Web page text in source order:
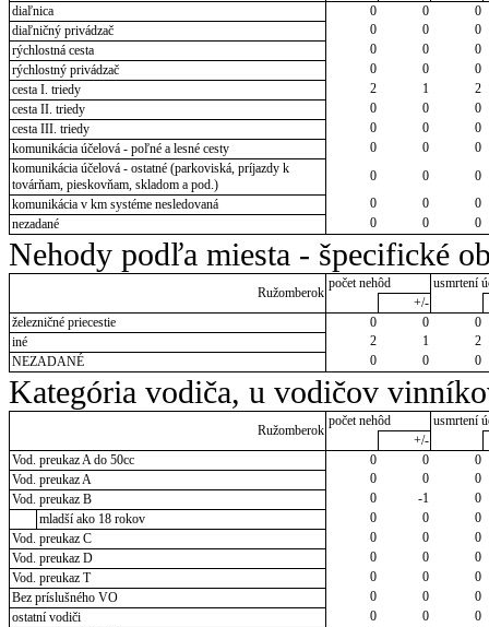
diaľnica
0 0
0
diaľničný privádzač
0 0
0
rýchlostná cesta
0 0
0
rýchlostný privádzač
0 0
0
cesta I. triedy
2 1
2
cesta II. triedy
0 0
0
cesta III. triedy
0 0
0
komunikácia účelová - poľné a lesné cesty
0 0
0
komunikácia účelová - ostatné (parkoviská, príjazdy k
továrňam, pieskovňam, skladom a pod.)
0 0
0
komunikácia v km systéme nesledovaná
0 0
0
nezadané
0 0 0
Nehody podľa miesta - špecifické
Ružomberok
počet nehôd
usmrtení
+/-
železničné priecestie
0 0
0
iné
2 1
2
NEZADANÉ
0 0 0
Kategória vodiča, u vodičov
Ružomberok
počet nehôd
usmrtení
+/-
Vod. preukaz A do 50cc
0 0
0
Vod. preukaz A
0 0
0
Vod. preukaz B
0 -1
0
mladší ako 18 rokov
0 0
0
Vod. preukaz C
0 0
0
Vod. preukaz D
0 0
0
Vod. preukaz T
0 0
0
Bez príslušného VO
0 0
0
ostatní vodiči
0 0
0